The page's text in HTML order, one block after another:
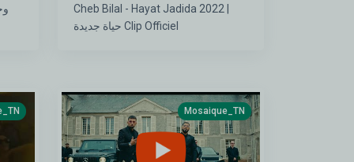
Cheb Bilal - Hayat Jadida 2022 |
حياة جديدة Clip Officiel
Mosaique_TN